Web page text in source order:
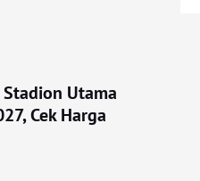
Utama
Cek Harga